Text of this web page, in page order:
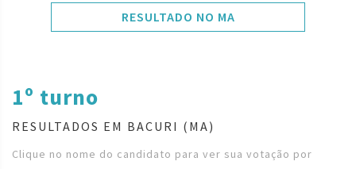
RESULTADO NO MA
1º turno
RESULTADOS EM BACURI (MA)
Clique no nome do candidato para ver sua votação por